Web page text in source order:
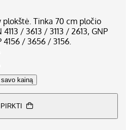
plokštė. Tinka 70 cm pločio
/ 3613 / 3113 / 2613, GNP
4156 / 3656 / 3156.
kainą
PIRKTI